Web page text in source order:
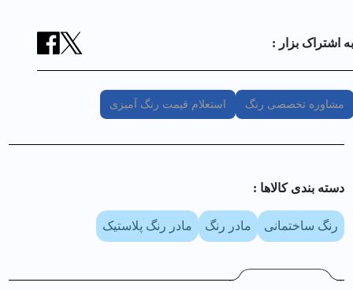
به اشتراک بزار :
مشاوره تخصصی رنگ استعلام قیمت رنگ آمیزی
دسته بندی کالا‌ها :
رنگ ساختمانی مادر رنگ مادر رنگ پلاستیک